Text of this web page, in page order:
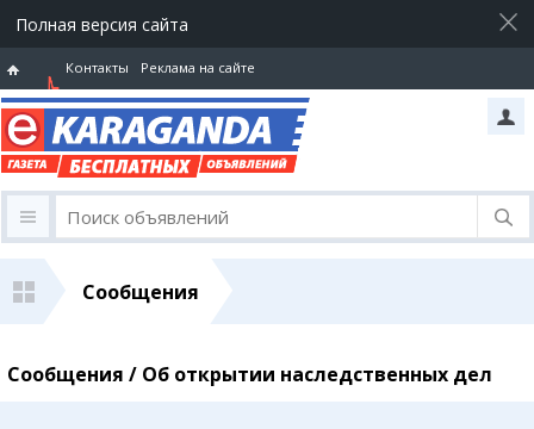
Полная версия сайта
Горячая
линия
Контакты Реклама на сайте
Сообщения
Сообщения / Об открытии наследственных дел